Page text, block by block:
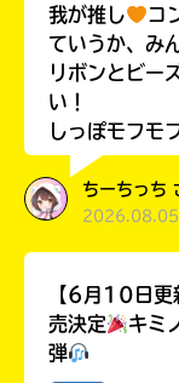
我が推し
コ
ていうか、み
リボンとビー
い！
しっぽモフモ
ちーちっち
2026.08.05
【6月10日更
売決定
キミ
弾